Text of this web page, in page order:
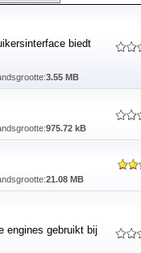
biedt
3.55 MB
975.72 kB
21.08 MB
engines gebruikt bij